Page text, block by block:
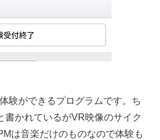
験ができるプログラムです。ち
書かれているがVR映像のサイク
は音楽だけのものなので体験も